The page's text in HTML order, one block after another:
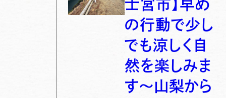
士宮市】早め
の行動で少し
でも涼しく自
然を楽しみま
す〜山梨から